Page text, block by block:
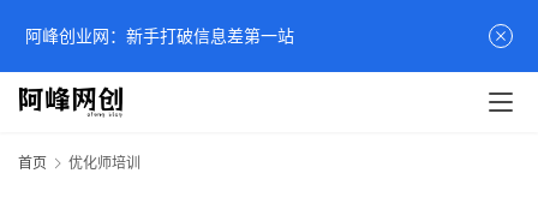
首页 优化师培训
阿峰创业网：新手打破信息差第一站